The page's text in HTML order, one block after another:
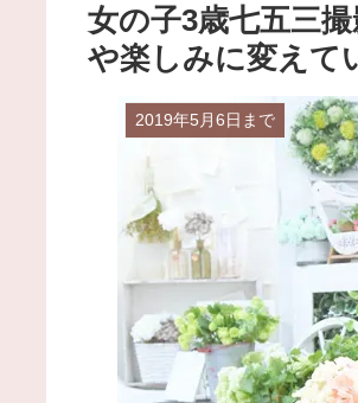
女の子3歳七五三
や楽しみに変えて
2019年5月6日まで